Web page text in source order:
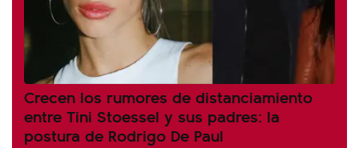
Crecen los rumores de distanciamiento
entre Tini Stoessel y sus padres: la
postura de Rodrigo De Paul